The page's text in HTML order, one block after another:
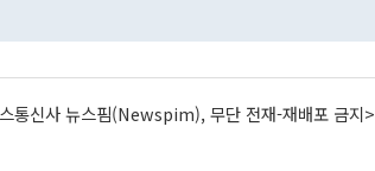
통신사 뉴스핌(Newspim), 무단 전재-재배포 금지>